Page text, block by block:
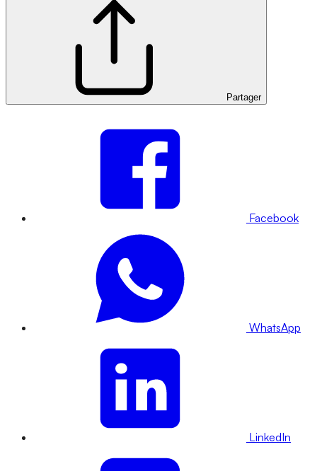
Partager
Facebook
WhatsApp
LinkedIn